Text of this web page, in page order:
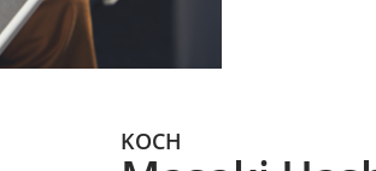
KOCH